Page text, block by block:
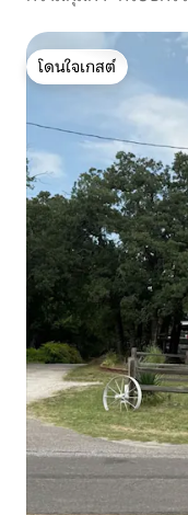
โดนใจเกสต์
โดนใจเกสต์